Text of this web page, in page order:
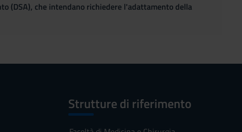
(DSA), che intendano richiedere l'adattamento della
Strutture di riferimento